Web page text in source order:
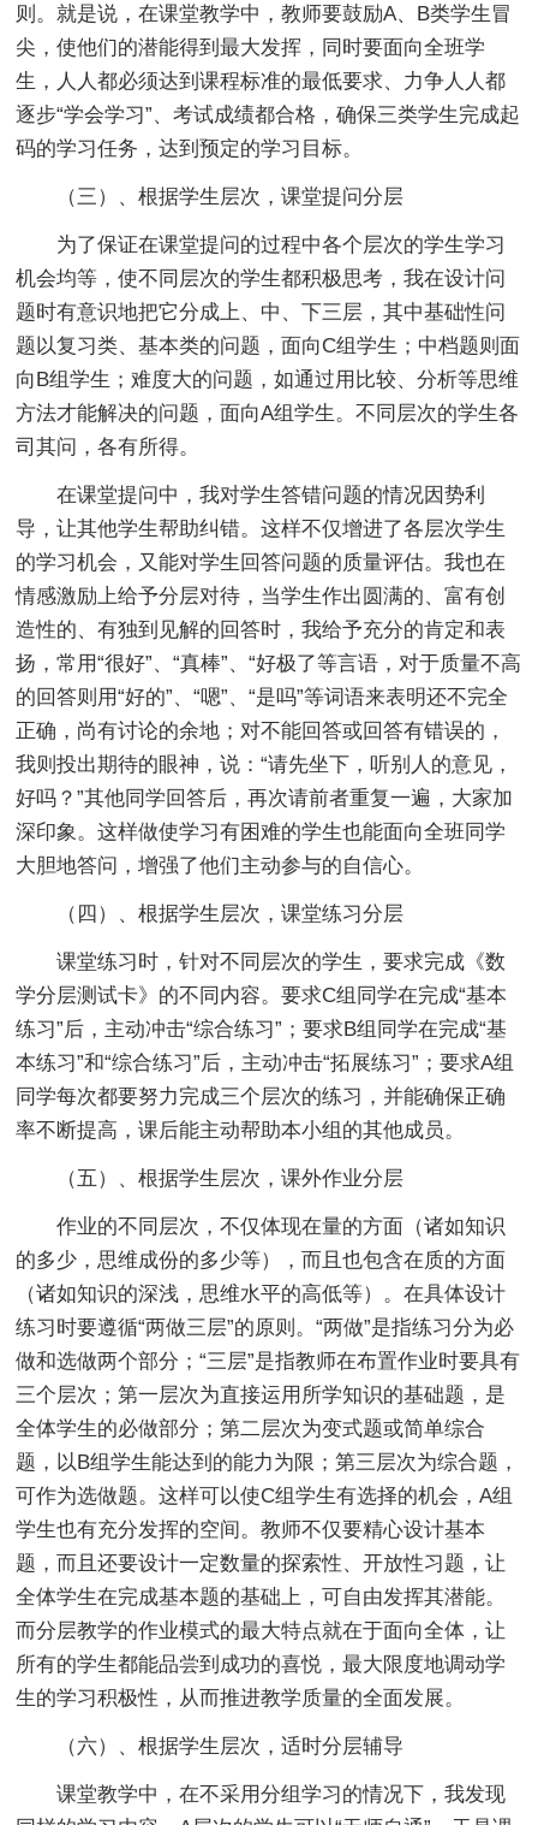
则。就是说，在课堂教学中，教师要鼓励A、B类学生冒
尖，使他们的潜能得到最大发挥，同时要面向全班学
生，人人都必须达到课程标准的最低要求、力争人人都
逐步“学会学习”、考试成绩都合格，确保三类学生完成起
码的学习任务，达到预定的学习目标。
（三）、根据学生层次，课堂提问分层
为了保证在课堂提问的过程中各个层次的学生学习
机会均等，使不同层次的学生都积极思考，我在设计问
题时有意识地把它分成上、中、下三层，其中基础性问
题以复习类、基本类的问题，面向C组学生；中档题则面
向B组学生；难度大的问题，如通过用比较、分析等思维
方法才能解决的问题，面向A组学生。不同层次的学生各
司其问，各有所得。
在课堂提问中，我对学生答错问题的情况因势利
导，让其他学生帮助纠错。这样不仅增进了各层次学生
的学习机会，又能对学生回答问题的质量评估。我也在
情感激励上给予分层对待，当学生作出圆满的、富有创
造性的、有独到见解的回答时，我给予充分的肯定和表
扬，常用“很好”、“真棒”、“好极了等言语，对于质量不高
的回答则用“好的”、“嗯”、“是吗”等词语来表明还不完全
正确，尚有讨论的余地；对不能回答或回答有错误的，
我则投出期待的眼神，说：“请先坐下，听别人的意见，
好吗？”其他同学回答后，再次请前者重复一遍，大家加
深印象。这样做使学习有困难的学生也能面向全班同学
大胆地答问，增强了他们主动参与的自信心。
（四）、根据学生层次，课堂练习分层
课堂练习时，针对不同层次的学生，要求完成《数
学分层测试卡》的不同内容。要求C组同学在完成“基本
练习”后，主动冲击“综合练习”；要求B组同学在完成“基
本练习”和“综合练习”后，主动冲击“拓展练习”；要求A组
同学每次都要努力完成三个层次的练习，并能确保正确
率不断提高，课后能主动帮助本小组的其他成员。
（五）、根据学生层次，课外作业分层
作业的不同层次，不仅体现在量的方面（诸如知识
的多少，思维成份的多少等），而且也包含在质的方面
（诸如知识的深浅，思维水平的高低等）。在具体设计
练习时要遵循“两做三层”的原则。“两做”是指练习分为必
做和选做两个部分；“三层”是指教师在布置作业时要具有
三个层次；第一层次为直接运用所学知识的基础题，是
全体学生的必做部分；第二层次为变式题或简单综合
题，以B组学生能达到的能力为限；第三层次为综合题，
可作为选做题。这样可以使C组学生有选择的机会，A组
学生也有充分发挥的空间。教师不仅要精心设计基本
题，而且还要设计一定数量的探索性、开放性习题，让
全体学生在完成基本题的基础上，可自由发挥其潜能。
而分层教学的作业模式的最大特点就在于面向全体，让
所有的学生都能品尝到成功的喜悦，最大限度地调动学
生的学习积极性，从而推进教学质量的全面发展。
（六）、根据学生层次，适时分层辅导
课堂教学中，在不采用分组学习的情况下，我发现